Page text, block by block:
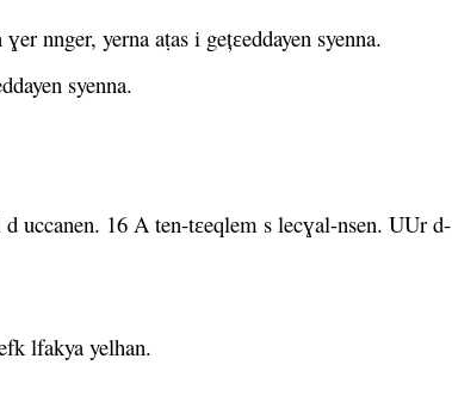
nnger, yerna aṭas i gețɛeddayen syenna.
syenna.
uccanen. 16 A ten-tɛeqlem s lecɣal-nsen. UUr d-
lfakya yelhan.